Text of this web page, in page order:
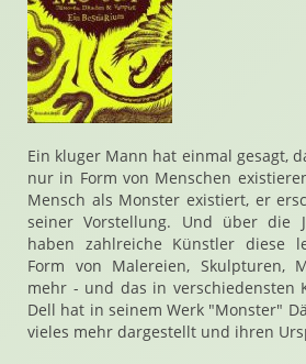
Ein kluger Mann hat einmal gesagt,
nur in Form von Menschen
Mensch als Monster existiert, er
seiner Vorstellung. Und über die
haben zahlreiche Künstler diese
Form von Malereien, Skulpturen,
mehr - und das in verschiedensten
Dell hat in seinem Werk "Monster"
vieles mehr dargestellt und ihren